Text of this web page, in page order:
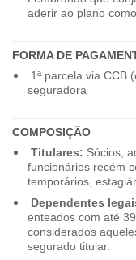
aderir ao plano
FORMA DE
1ª parcela via CCB
seguradora
COMPOSIÇÃO
Titulares: Sócios,
funcionários recém
temporários,
Dependentes
enteados com até
considerados
segurado titular.